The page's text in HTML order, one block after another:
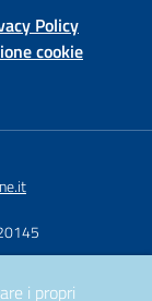
Policy
cookie
i propri